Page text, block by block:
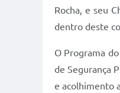
Rocha, e seu
dentro deste
O Programa
de Segurança
e acolhimento